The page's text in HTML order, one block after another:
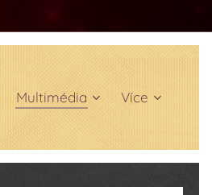
Multimédia Více